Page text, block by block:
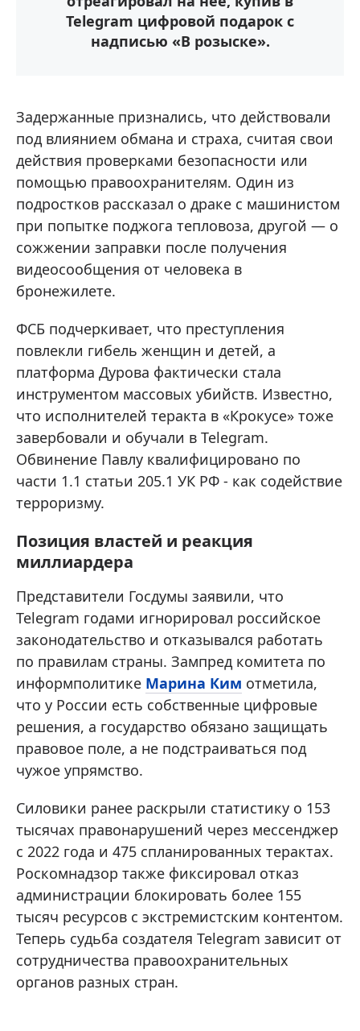
Telegram цифровой подарок с
надписью «В розыске».
Задержанные признались, что действовали
под влиянием обмана и страха, считая свои
действия проверками безопасности или
помощью правоохранителям. Один из
подростков рассказал о драке с машинистом
при попытке поджога тепловоза, другой — о
сожжении заправки после получения
видеосообщения от человека в
бронежилете.
ФСБ подчеркивает, что преступления
повлекли гибель женщин и детей, а
платформа Дурова фактически стала
инструментом массовых убийств. Известно,
что исполнителей теракта в «Крокусе» тоже
завербовали и обучали в Telegram.
Обвинение Павлу квалифицировано по
части 1.1 статьи 205.1 УК РФ - как содействие
терроризму.
Позиция властей и реакция
миллиардера
Представители Госдумы заявили, что
Telegram годами игнорировал российское
законодательство и отказывался работать
по правилам страны. Зампред комитета по
информполитике Марина Ким отметила,
что у России есть собственные цифровые
решения, а государство обязано защищать
правовое поле, а не подстраиваться под
чужое упрямство.
Силовики ранее раскрыли статистику о 153
тысячах правонарушений через мессенджер
с 2022 года и 475 спланированных терактах.
Роскомнадзор также фиксировал отказ
администрации блокировать более 155
тысяч ресурсов с экстремистским контентом.
Теперь судьба создателя Telegram зависит от
сотрудничества правоохранительных
органов разных стран.